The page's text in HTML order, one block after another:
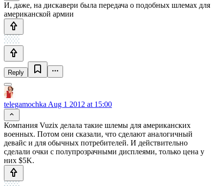
И, даже, на дискавери была передача о подобных шлемах для
американской армии
Reply
telegamochka Aug 1 2012 at 15:00
Компания Vuzix делала такие шлемы для американских
военных. Потом они сказали, что сделают аналогичный
девайс и для обычных потребителей. И действительно
сделали очки с полупрозрачными дисплеями, только цена у
них $5K.